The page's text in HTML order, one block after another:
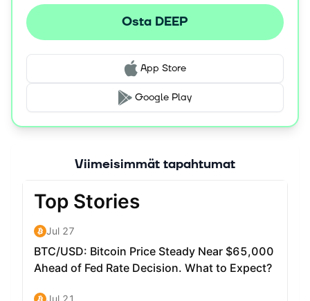
Osta DEEP
App Store
Google Play
Viimeisimmät tapahtumat